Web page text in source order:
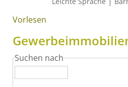
Start» Wirtschaft» Gewerbeimmobilien
Vorlesen
Suchen nach